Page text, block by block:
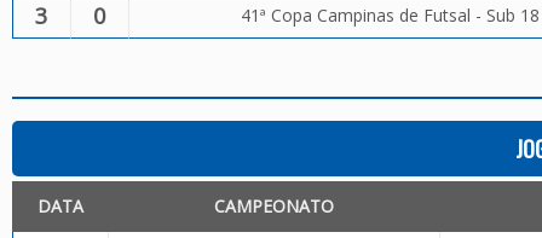
3 0 41ª Copa Campinas de Futsal - Sub 18
DATA CAMPEONATO